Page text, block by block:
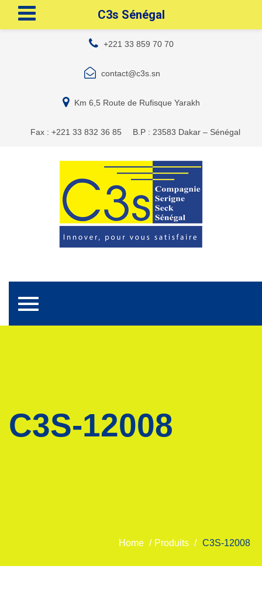
+221 33 859 70 70
contact@c3s.sn
Km 6,5 Route de Rufisque Yarakh
Fax : +221 33 832 36 85 B.P : 23583 Dakar – Sénégal
Toggle navigation
C3S-12008
Home / Produits / C3S-12008
C3s Sénégal